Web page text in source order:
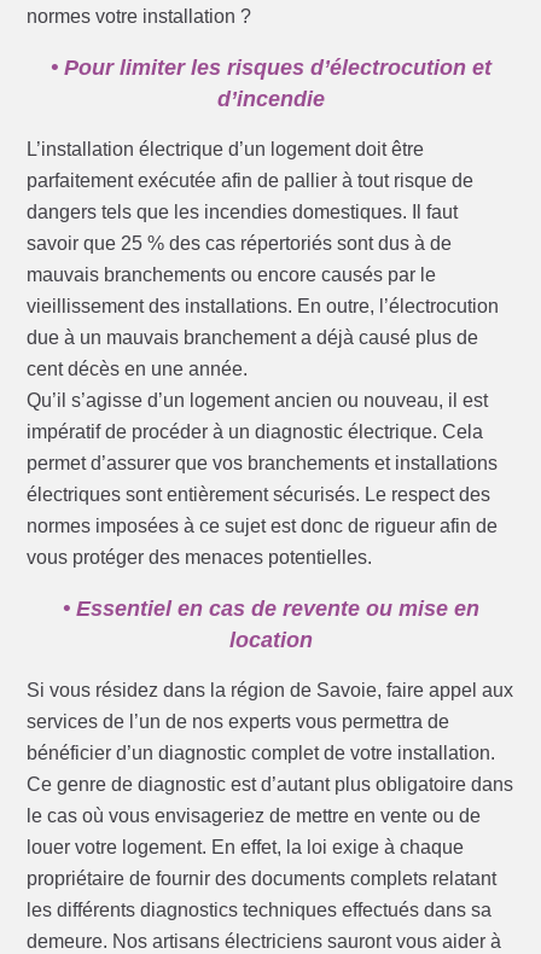
normes votre installation ?
• Pour limiter les risques d’électrocution et
d’incendie
L’installation électrique d’un logement doit être
parfaitement exécutée afin de pallier à tout risque de
dangers tels que les incendies domestiques. Il faut
savoir que 25 % des cas répertoriés sont dus à de
mauvais branchements ou encore causés par le
vieillissement des installations. En outre, l’électrocution
due à un mauvais branchement a déjà causé plus de
cent décès en une année.
Qu’il s’agisse d’un logement ancien ou nouveau, il est
impératif de procéder à un diagnostic électrique. Cela
permet d’assurer que vos branchements et installations
électriques sont entièrement sécurisés. Le respect des
normes imposées à ce sujet est donc de rigueur afin de
vous protéger des menaces potentielles.
• Essentiel en cas de revente ou mise en
location
Si vous résidez dans la région de Savoie, faire appel aux
services de l’un de nos experts vous permettra de
bénéficier d’un diagnostic complet de votre installation.
Ce genre de diagnostic est d’autant plus obligatoire dans
le cas où vous envisageriez de mettre en vente ou de
louer votre logement. En effet, la loi exige à chaque
propriétaire de fournir des documents complets relatant
les différents diagnostics techniques effectués dans sa
demeure. Nos artisans électriciens sauront vous aider à